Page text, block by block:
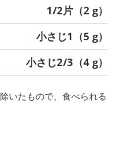
1/2片（2 g）
小さじ1（5 g）
小さじ2/3（4 g）
いたもので、食べられる